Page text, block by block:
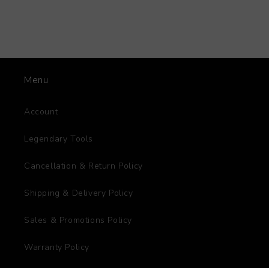
Menu
Account
Legendary Tools
Cancellation & Return Policy
Shipping & Delivery Policy
Sales & Promotions Policy
Warranty Policy